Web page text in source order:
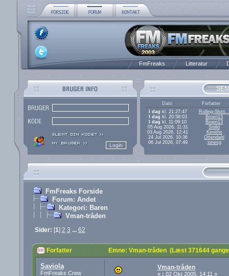
FmFreaks Litteratur
Dato
Forfatter
I dag kl. 21:27:47
Rolling-
I dag kl. 20:58:03
Broen13
I dag kl. 11:09:10
Broen13
05 Aug 2026, 11:31
Snilld
03 Aug 2026, 12:41
Kenitho
24 Jul 2026, 10:36
Ottendahl
06 Jul 2026, 07:49
jonesg
FmFreaks Forside
Forum: Andet
Kategori: Baren
Vman-tråden
Sider: [1] 2 3 ... 62
Forfatter Emne: Vman-tråden (Læst 371644
Saviola
FmFreaks Crew
Vman-tråden
« : 02 Okt 2005, 14:11 »